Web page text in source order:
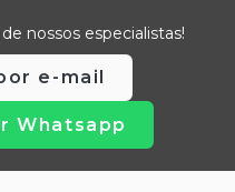
nossos especialistas!
e-mail
Whatsapp